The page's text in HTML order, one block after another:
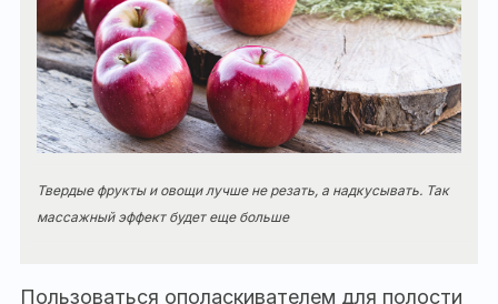
Твердые фрукты и овощи лучше не резать, а надкусывать. Так
массажный эффект будет еще больше
Пользоваться ополаскивателем для полости